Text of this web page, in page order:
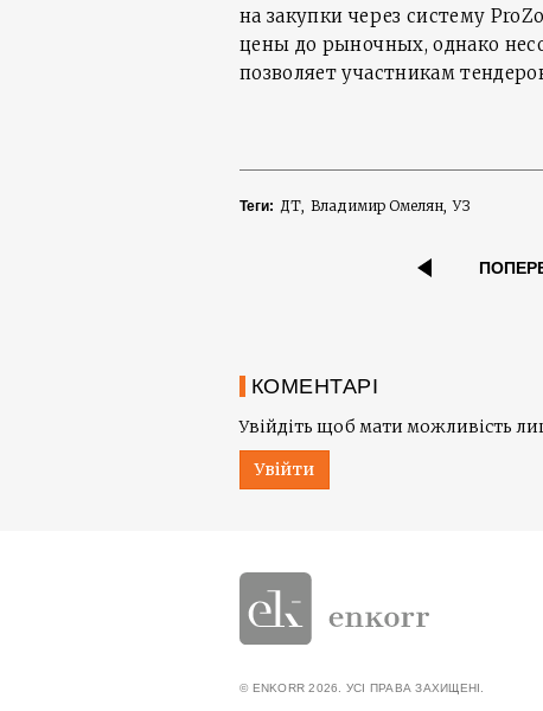
на закупки через систему
цены до рыночных, однако
позволяет участникам
Теги: ДТ Владимир Омелян УЗ
КОМЕНТАРІ
Увійдіть щоб мати можливість
Увійти
© ENKORR 2026. УСІ ПРАВА ЗАХИЩЕНІ.